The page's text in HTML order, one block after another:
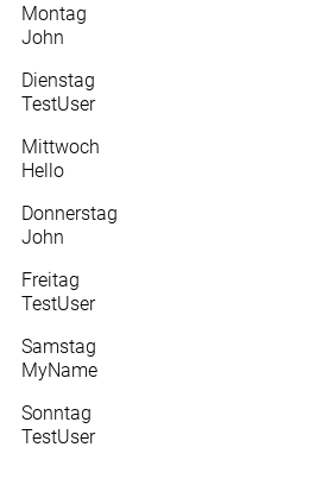
Montag
John
Dienstag
TestUser
Mittwoch
Hello
Donnerstag
John
Freitag
TestUser
Samstag
MyName
Sonntag
TestUser